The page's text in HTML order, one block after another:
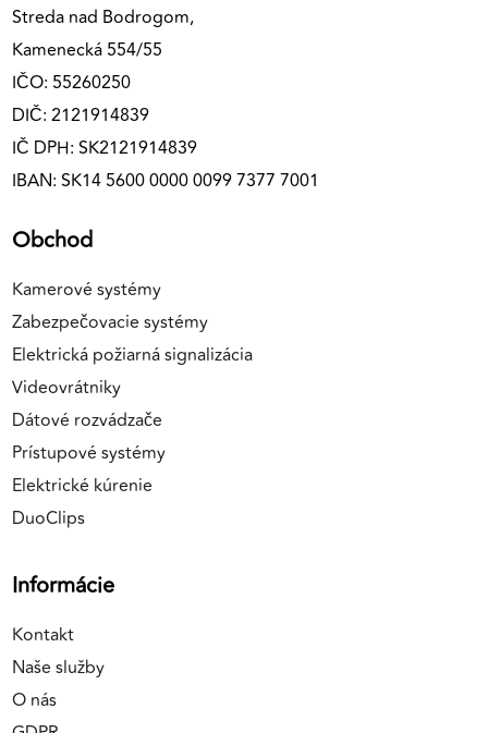
Streda nad Bodrogom,
Kamenecká 554/55
IČO: 55260250
DIČ: 2121914839
IČ DPH: SK2121914839
IBAN: SK14 5600 0000 0099 7377 7001
Obchod
Kamerové systémy
Zabezpečovacie systémy
Elektrická požiarná signalizácia
Videovrátniky
Dátové rozvádzače
Prístupové systémy
Elektrické kúrenie
DuoClips
Informácie
Kontakt
Naše služby
O nás